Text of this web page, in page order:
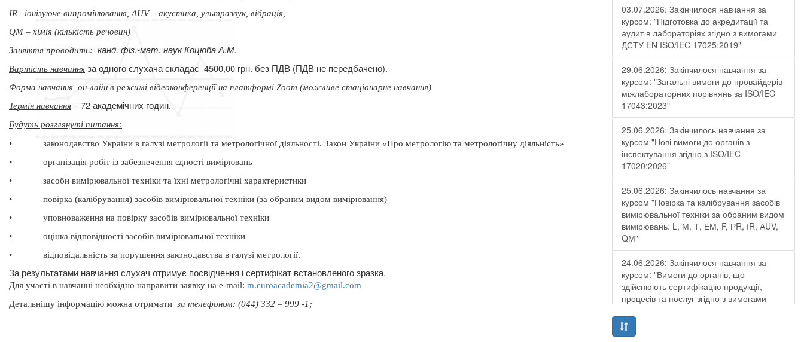
ІR– іонізуюче випромінювання, АUV – акустика, ультразвук, вібрація,
QМ – хімія (кількість речовин)
Заняття проводить: канд. фіз.-мат. наук Коцюба А.М.
Вартість навчання за одного слухача складає 4500,00 грн. без ПДВ (ПДВ не передбачено).
Форма навчання он-лайн в режимі відеоконференції на платформі Zoom (можливе стаціонарне навчання)
Термін навчання – 72 академічних годин.
Будуть розглянуті питання:
•
законодавство України в галузі метрології та метрологічної діяльності. Закон України «Про метрологію та метрологічну діяльність»
•
організація робіт із забезпечення єдності вимірювань
•
засоби вимірювальної техніки та їхні метрологічні характеристики
•
повірка (калібрування) засобів вимірювальної техніки (за обраним видом вимірювання)
•
уповноваження на повірку засобів вимірювальної техніки
•
оцінка відповідності засобів вимірювальної техніки
•
відповідальність за порушення законодавства в галузі метрології.
За результатами навчання слухач отримує посвідчення і сертифікат встановленого зразка.
Для участі в навчанні необхідно направити заявку на e-mail: m.euroacademia2@gmail.com
Детальнішу інформацію можна отримати за телефоном: (044) 332 – 999 -1;
03.07.2026: Закінчилося навчання за
курсом: "Підготовка до акредитації та
аудит в лабораторіях згідно з вимогами
ДСТУ EN ISO/IEC 17025:2019"
29.06.2026: Закінчилося навчання за
курсом: "Загальні вимоги до провайдерів
міжлабораторних порівнянь за ISO/IEC
17043:2023"
25.06.2026: Закінчилось навчання за
курсом "Нові вимоги до органів з
інспектування згідно з ISO/IEC
17020:2026"
25.06.2026: Закінчилось навчання за
курсом "Повірка та калібрування засобів
вимірювальної техніки за обраним видом
вимірювань: L, М, Т, ЕМ, F, РR, ІR, АUV,
QМ"
24.06.2026: Закінчилося навчання за
курсом: "Вимоги до органів, що
здійснюють сертифікацію продукції,
процесів та послуг згідно з вимогами
19.06.2026: Закінчилося навчання за